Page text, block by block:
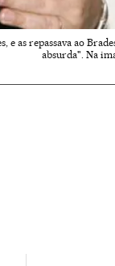
as repassava ao
absurda". Na